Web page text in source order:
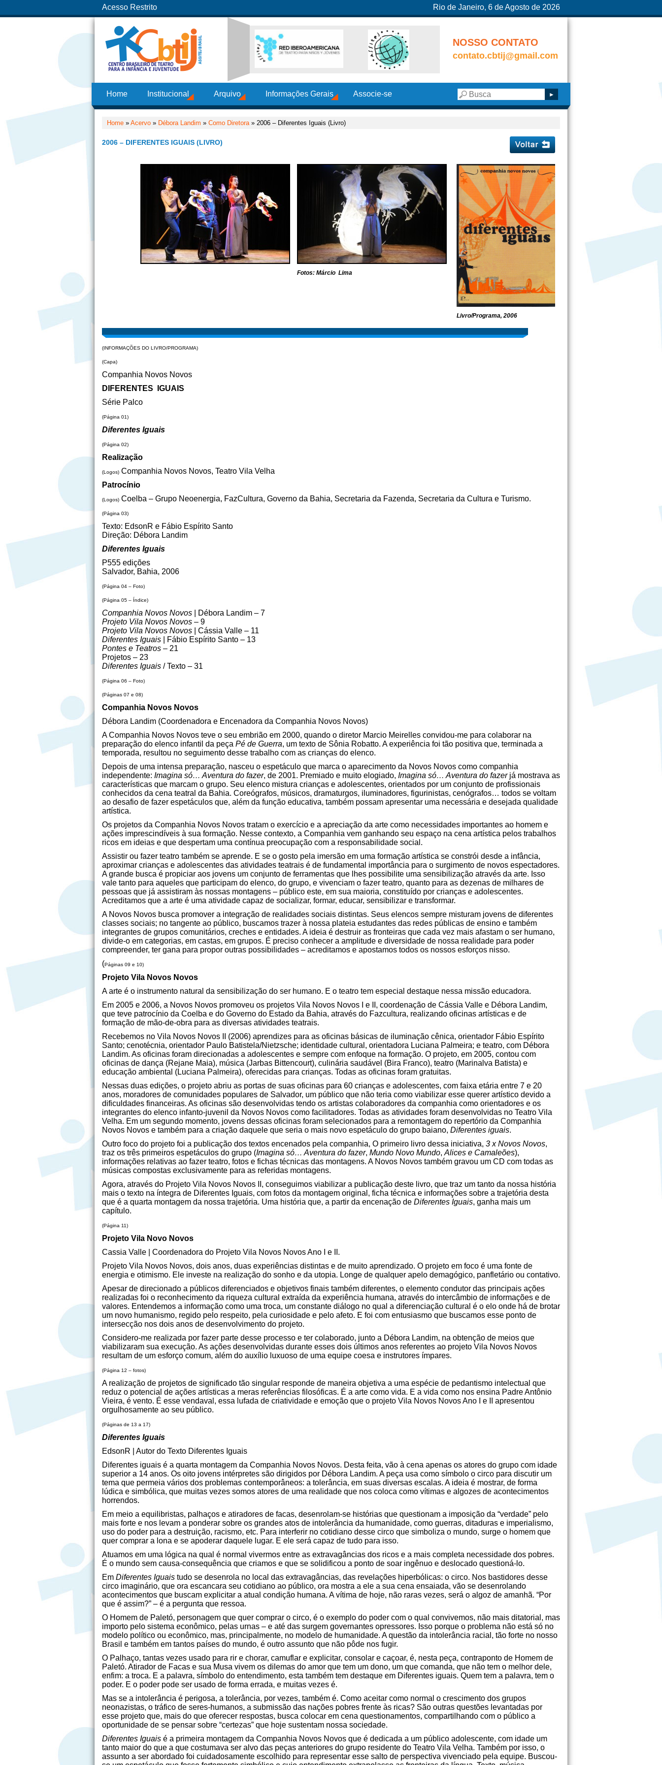
Acesso Restrito Rio de Janeiro, 6 de Agosto de 2026
NOSSO CONTATO
contato.cbtij@gmail.com
Home Institucional Arquivo Informações Gerais Associe-se
Home » Acervo » Débora Landim » Como Diretora» 2006 – Diferentes Iguais (Livro)
2006 – DIFERENTES IGUAIS (LIVRO)
Livro/Programa, 2006
Fotos: Márcio Lima
(INFORMAÇÕES DO LIVRO/PROGRAMA)
(Capa)
Companhia Novos Novos
DIFERENTES IGUAIS
Série Palco
(Página 01)
Diferentes Iguais
(Página 02)
Realização
(Logos) Companhia Novos Novos, Teatro Vila Velha
Patrocínio
(Logos) Coelba – Grupo Neoenergia, FazCultura, Governo da Bahia, Secretaria da Fazenda, Secretaria da Cultura e Turismo.
(Página 03)
Texto: EdsonR e Fábio Espírito Santo
Direção: Débora Landim
Diferentes Iguais
P555 edições
Salvador, Bahia, 2006
(Página 04 – Foto)
(Página 05 – Índice)
Companhia Novos Novos | Débora Landim – 7
Projeto Vila Novos Novos – 9
Projeto Vila Novos Novos | Cássia Valle – 11
Diferentes Iguais | Fábio Espírito Santo – 13
Pontes e Teatros – 21
Projetos – 23
Diferentes Iguais / Texto – 31
(Página 06 – Foto)
(Páginas 07 e 08)
Companhia Novos Novos
Débora Landim (Coordenadora e Encenadora da Companhia Novos Novos)
A Companhia Novos Novos teve o seu embrião em 2000, quando o diretor Marcio Meirelles convidou-me para colaborar na
preparação do elenco infantil da peça Pé de Guerra, um texto de Sônia Robatto. A experiência foi tão positiva que, terminada a
temporada, resultou no seguimento desse trabalho com as crianças do elenco.
Depois de uma intensa preparação, nasceu o espetáculo que marca o aparecimento da Novos Novos como companhia
independente: Imagina só… Aventura do fazer, de 2001. Premiado e muito elogiado, Imagina só… Aventura do fazerjá mostrava as
características que marcam o grupo. Seu elenco mistura crianças e adolescentes, orientados por um conjunto de profissionais
conhecidos da cena teatral da Bahia. Coreógrafos, músicos, dramaturgos, iluminadores, figurinistas, cenógrafos… todos se voltam
ao desafio de fazer espetáculos que, além da função educativa, também possam apresentar uma necessária e desejada qualidade
artística.
Os projetos da Companhia Novos Novos tratam o exercício e a apreciação da arte como necessidades importantes ao homem e
ações imprescindíveis à sua formação. Nesse contexto, a Companhia vem ganhando seu espaço na cena artística pelos trabalhos
ricos em ideias e que despertam uma contínua preocupação com a responsabilidade social.
Assistir ou fazer teatro também se aprende. E se o gosto pela imersão em uma formação artística se constrói desde a infância,
aproximar crianças e adolescentes das atividades teatrais é de fundamental importância para o surgimento de novos espectadores.
A grande busca é propiciar aos jovens um conjunto de ferramentas que lhes possibilite uma sensibilização através da arte. Isso
vale tanto para aqueles que participam do elenco, do grupo, e vivenciam o fazer teatro, quanto para as dezenas de milhares de
pessoas que já assistiram às nossas montagens – público este, em sua maioria, constituído por crianças e adolescentes.
Acreditamos que a arte é uma atividade capaz de socializar, formar, educar, sensibilizar e transformar.
A Novos Novos busca promover a integração de realidades sociais distintas. Seus elencos sempre misturam jovens de diferentes
classes sociais; no tangente ao público, buscamos trazer à nossa plateia estudantes das redes públicas de ensino e também
integrantes de grupos comunitários, creches e entidades. A ideia é destruir as fronteiras que cada vez mais afastam o ser humano,
divide-o em categorias, em castas, em grupos. É preciso conhecer a amplitude e diversidade de nossa realidade para poder
compreender, ter gana para propor outras possibilidades – acreditamos e apostamos todos os nossos esforços nisso.
(Páginas 09 e 10)
Projeto Vila Novos Novos
A arte é o instrumento natural da sensibilização do ser humano. E o teatro tem especial destaque nessa missão educadora.
Em 2005 e 2006, a Novos Novos promoveu os projetos Vila Novos Novos I e II, coordenação de Cássia Valle e Débora Landim,
que teve patrocínio da Coelba e do Governo do Estado da Bahia, através do Fazcultura, realizando oficinas artísticas e de
formação de mão-de-obra para as diversas atividades teatrais.
Recebemos no Vila Novos Novos II (2006) aprendizes para as oficinas básicas de iluminação cênica, orientador Fábio Espírito
Santo; cenotécnia, orientador Paulo Batistela/Nietzsche; identidade cultural, orientadora Luciana Palmeira; e teatro, com Débora
Landim. As oficinas foram direcionadas a adolescentes e sempre com enfoque na formação. O projeto, em 2005, contou com
oficinas de dança (Rejane Maia), música (Jarbas Bittencourt), culinária saudável (Bira Franco), teatro (Marinalva Batista) e
educação ambiental (Luciana Palmeira), oferecidas para crianças. Todas as oficinas foram gratuitas.
Nessas duas edições, o projeto abriu as portas de suas oficinas para 60 crianças e adolescentes, com faixa etária entre 7 e 20
anos, moradores de comunidades populares de Salvador, um público que não teria como viabilizar esse querer artístico devido a
dificuldades financeiras. As oficinas são desenvolvidas tendo os artistas colaboradores da companhia como orientadores e os
integrantes do elenco infanto-juvenil da Novos Novos como facilitadores. Todas as atividades foram desenvolvidas no Teatro Vila
Velha. Em um segundo momento, jovens dessas oficinas foram selecionados para a remontagem do repertório da Companhia
Novos Novos e também para a criação daquele que seria o mais novo espetáculo do grupo baiano, Diferentes iguais.
Outro foco do projeto foi a publicação dos textos encenados pela companhia, O primeiro livro dessa iniciativa, 3 x Novos Novos,
traz os três primeiros espetáculos do grupo (Imagina só… Aventura do fazer, Mundo Novo Mundo, Alices e Camaleões),
informações relativas ao fazer teatro, fotos e fichas técnicas das montagens. A Novos Novos também gravou um CD com todas as
músicas compostas exclusivamente para as referidas montagens.
Agora, através do Projeto Vila Novos Novos II, conseguimos viabilizar a publicação deste livro, que traz um tanto da nossa história
mais o texto na íntegra de Diferentes Iguais, com fotos da montagem original, ficha técnica e informações sobre a trajetória desta
que é a quarta montagem da nossa trajetória. Uma história que, a partir da encenação de Diferentes Iguais, ganha mais um
capítulo.
(Página 11)
Projeto Vila Novo Novos
Cassia Valle | Coordenadora do Projeto Vila Novos Novos Ano I e II.
Projeto Vila Novos Novos, dois anos, duas experiências distintas e de muito aprendizado. O projeto em foco é uma fonte de
energia e otimismo. Ele investe na realização do sonho e da utopia. Longe de qualquer apelo demagógico, panfletário ou contativo.
Apesar de direcionado a públicos diferenciados e objetivos finais também diferentes, o elemento condutor das principais ações
realizadas foi o reconhecimento da riqueza cultural extraída da experiência humana, através do intercâmbio de informações e de
valores. Entendemos a informação como uma troca, um constante diálogo no qual a diferenciação cultural é o elo onde há de brotar
um novo humanismo, regido pelo respeito, pela curiosidade e pelo afeto. E foi com entusiasmo que buscamos esse ponto de
intersecção nos dois anos de desenvolvimento do projeto.
Considero-me realizada por fazer parte desse processo e ter colaborado, junto a Débora Landim, na obtenção de meios que
viabilizaram sua execução. As ações desenvolvidas durante esses dois últimos anos referentes ao projeto Vila Novos Novos
resultam de um esforço comum, além do auxílio luxuoso de uma equipe coesa e instrutores ímpares.
(Página 12 – fotos)
A realização de projetos de significado tão singular responde de maneira objetiva a uma espécie de pedantismo intelectual que
reduz o potencial de ações artísticas a meras referências filosóficas. É a arte como vida. E a vida como nos ensina Padre Antônio
Vieira, é vento. É esse vendaval, essa lufada de criatividade e emoção que o projeto Vila Novos Novos Ano I e II apresentou
orgulhosamente ao seu público.
(Páginas de 13 a 17)
Diferentes Iguais
EdsonR | Autor do Texto Diferentes Iguais
Diferentes iguais é a quarta montagem da Companhia Novos Novos. Desta feita, vão à cena apenas os atores do grupo com idade
superior a 14 anos. Os oito jovens intérpretes são dirigidos por Débora Landim. A peça usa como símbolo o circo para discutir um
tema que permeia vários dos problemas contemporâneos: a tolerância, em suas diversas escalas. A ideia é mostrar, de forma
lúdica e simbólica, que muitas vezes somos atores de uma realidade que nos coloca como vítimas e algozes de acontecimentos
horrendos.
Em meio a equilibristas, palhaços e atiradores de facas, desenrolam-se histórias que questionam a imposição da “verdade” pelo
mais forte e nos levam a ponderar sobre os grandes atos de intolerância da humanidade, como guerras, ditaduras e imperialismo,
uso do poder para a destruição, racismo, etc. Para interferir no cotidiano desse circo que simboliza o mundo, surge o homem que
quer comprar a lona e se apoderar daquele lugar. E ele será capaz de tudo para isso.
Atuamos em uma lógica na qual é normal vivermos entre as extravagâncias dos ricos e a mais completa necessidade dos pobres.
É o mundo sem causa-consequência que criamos e que se solidificou a ponto de soar ingênuo e deslocado questioná-lo.
Em Diferentes Iguais tudo se desenrola no local das extravagâncias, das revelações hiperbólicas: o circo. Nos bastidores desse
circo imaginário, que ora escancara seu cotidiano ao público, ora mostra a ele a sua cena ensaiada, vão se desenrolando
acontecimentos que buscam explicitar a atual condição humana. A vítima de hoje, não raras vezes, será o algoz de amanhã. “Por
que é assim?” – é a pergunta que ressoa.
O Homem de Paletó, personagem que quer comprar o circo, é o exemplo do poder com o qual convivemos, não mais ditatorial, mas
importo pelo sistema econômico, pelas urnas – e até das surgem governantes opressores. Isso porque o problema não está só no
modelo político ou econômico, mas, principalmente, no modelo de humanidade. A questão da intolerância racial, tão forte no nosso
Brasil e também em tantos países do mundo, é outro assunto que não pôde nos fugir.
O Palhaço, tantas vezes usado para rir e chorar, camuflar e explicitar, consolar e caçoar, é, nesta peça, contraponto de Homem de
Paletó. Atirador de Facas e sua Musa vivem os dilemas do amor que tem um dono, um que comanda, que não tem o melhor dele,
enfim: a troca. E a palavra, símbolo do entendimento, esta também tem destaque em Diferentes iguais. Quem tem a palavra, tem o
poder. E o poder pode ser usado de forma errada, e muitas vezes é.
Mas se a intolerância é perigosa, a tolerância, por vezes, também é. Como aceitar como normal o crescimento dos grupos
neonazistas, o tráfico de seres-humanos, a submissão das nações pobres frente às ricas? São outras questões levantadas por
esse projeto que, mais do que oferecer respostas, busca colocar em cena questionamentos, compartilhando com o público a
oportunidade de se pensar sobre “certezas” que hoje sustentam nossa sociedade.
Diferentes Iguais é a primeira montagem da Companhia Novos Novos que é dedicada a um público adolescente, com idade um
tanto maior do que a que costumava ser alvo das peças anteriores do grupo residente do Teatro Vila Velha. Também por isso, o
assunto a ser abordado foi cuidadosamente escolhido para representar esse salto de perspectiva vivenciado pela equipe. Buscou-